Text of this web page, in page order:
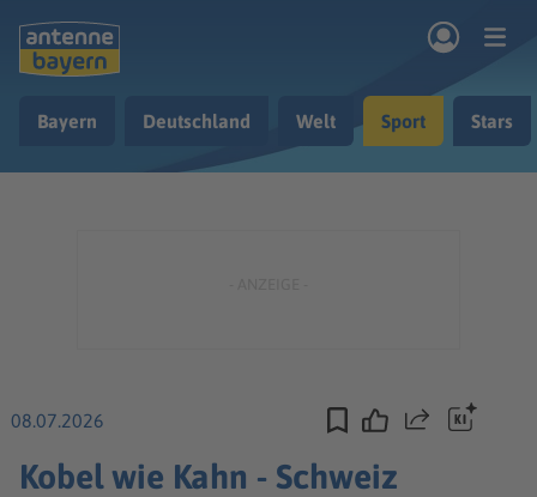
Bayern Deutschland Welt Sport Stars
08.07.2026 Teilen
Kobel wie Kahn - Schweiz